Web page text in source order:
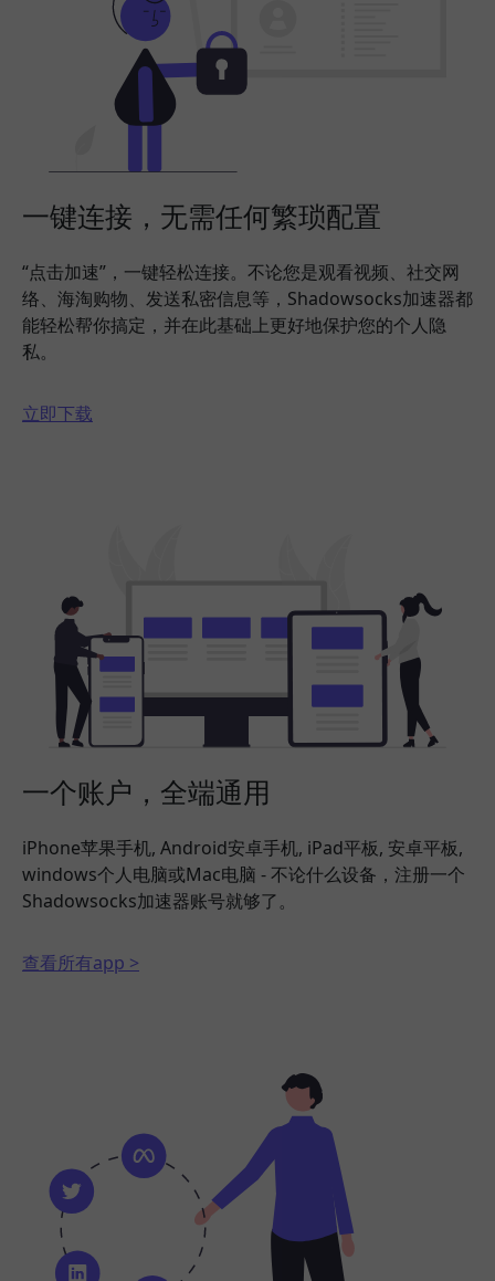
一键连接，无需任何繁琐配置
“点击加速”，一键轻松连接。不论您是观看视频、社交网
络、海淘购物、发送私密信息等，Shadowsocks加速器都
能轻松帮你搞定，并在此基础上更好地保护您的个人隐
私。
立即下载
一个账户，全端通用
iPhone苹果手机, Android安卓手机, iPad平板, 安卓平板,
windows个人电脑或Mac电脑 - 不论什么设备，注册一个
Shadowsocks加速器账号就够了。
查看所有app >